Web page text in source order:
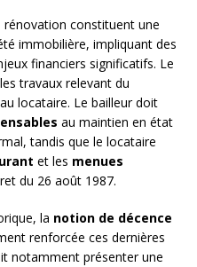
rénovation constituent une
immobilière, impliquant des
financiers significatifs. Le
travaux relevant du
locataire. Le bailleur doit
au maintien en état
tandis que le locataire
et les menues
du 26 août 1987.
la notion de décence
renforcée ces dernières
notamment présenter une